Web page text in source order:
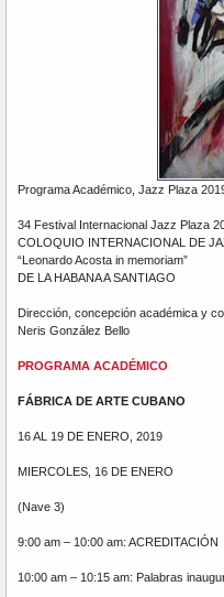
Programa Académico, Jazz Plaza
34 Festival Internacional Jazz Plaza
COLOQUIO INTERNACIONAL DE
“Leonardo Acosta in memoriam”
DE LA HABANA A SANTIAGO
Dirección, concepción académica y
Neris González Bello
PROGRAMA ACADÉMICO
FÁBRICA DE ARTE CUBANO
16 AL 19 DE ENERO, 2019
MIERCOLES, 16 DE ENERO
(Nave 3)
9:00 am – 10:00 am: ACREDITACIÓN
10:00 am – 10:15 am: Palabras